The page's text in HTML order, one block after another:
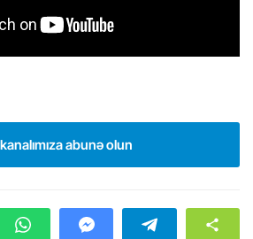
abunə olun